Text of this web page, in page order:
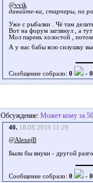
@vvik
давайте-ка, старперы, по
Уже с рыбалки . Чё там делать
Вот на форум заглянул , а
Мол парень холостой ,
А у нас бабы всю силушку
Сообщение собрало: 0 - 0
Обсуждение: Может кому за
40. 18.08.2019 11:29
@AlexejB
Были бы внуки - другой
Сообщение собрало: 0 - 0